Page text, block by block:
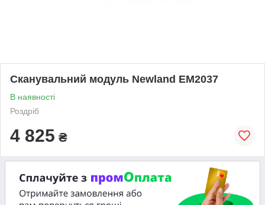
Сканувальний модуль Newland EM2037
В наявності
Роздріб
4 825 ₴